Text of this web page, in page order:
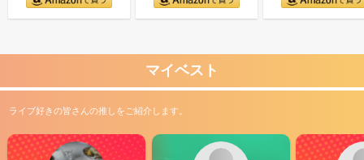
マイベスト
ライブ好きの皆さんの推しをご紹介します。